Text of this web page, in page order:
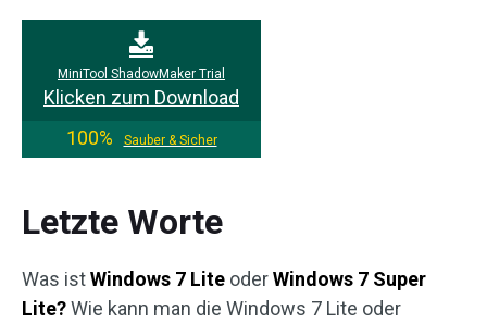
MiniTool ShadowMaker Trial
Klicken zum Download
100%
Sauber & Sicher
Letzte Worte
Was istWindows 7 Lite oderWindows 7 Super
Lite?Wie kann man die Windows 7 Lite oder